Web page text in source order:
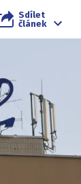
Sdílet
článek